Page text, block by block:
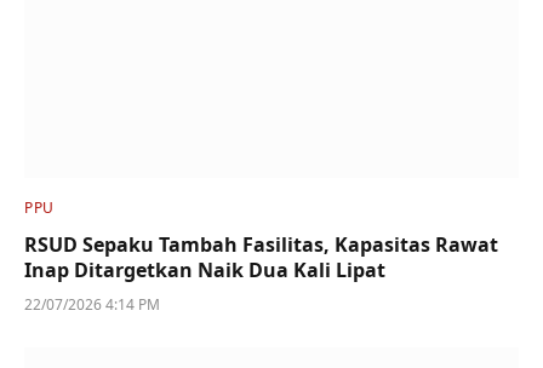
PPU
RSUD Sepaku Tambah Fasilitas, Kapasitas Rawat
Inap Ditargetkan Naik Dua Kali Lipat
22/07/2026 4:14 PM